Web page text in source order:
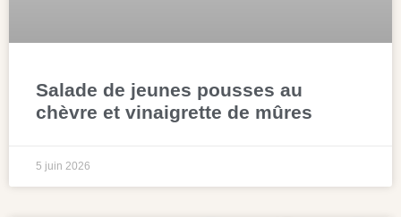
Salade de jeunes pousses au
chèvre et vinaigrette de mûres
5 juin 2026